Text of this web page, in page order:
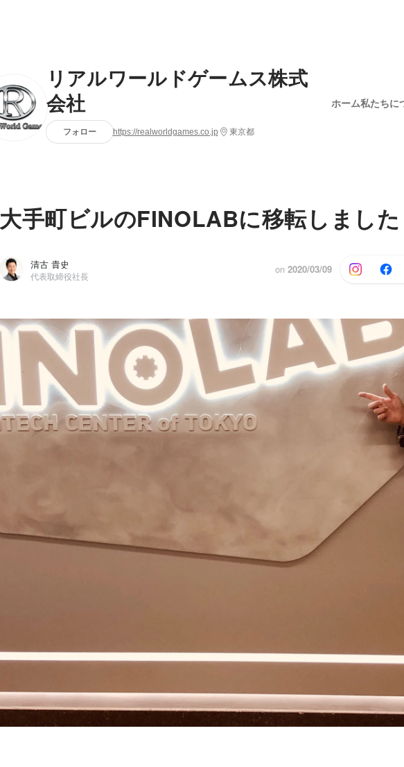
リアルワールドゲームス株式
会社
フォロー https://realworldgames.co.jp 東京都
ホーム私たちに
大手町ビルのFINOLABに移転しました
清古 貴史
代表取締役社長
on 2020/03/09